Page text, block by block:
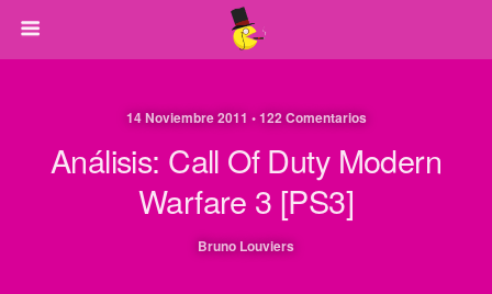
14 Noviembre 2011 • 122 Comentarios
Análisis: Call Of Duty Modern
Warfare 3 [PS3]
Bruno Louviers